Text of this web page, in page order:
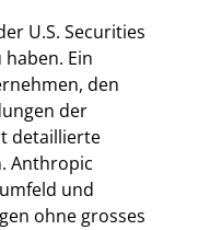
U.S. Securities
Ein
den
der
detaillierte
Anthropic
und
ohne grosses